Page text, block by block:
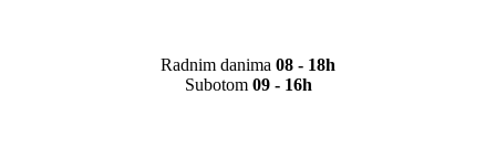
Radnim danima 08 - 18h
Subotom 09 - 16h